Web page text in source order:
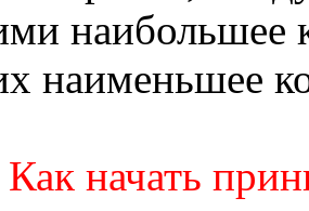
наибольшее
наименьшее
Как начать